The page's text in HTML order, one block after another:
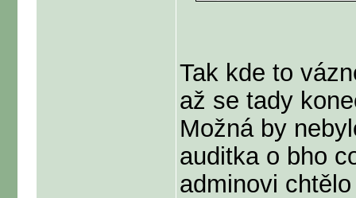
Tak kde to
až se tady
Možná by
auditka o bho
adminovi